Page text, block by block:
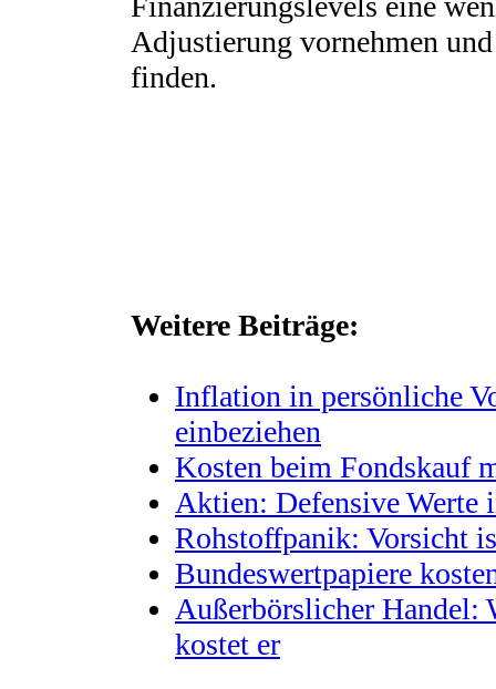
Adjustierung vornehmen
finden.
Weitere Beiträge:
Inflation in persönliche
einbeziehen
Kosten beim Fondskauf
Aktien: Defensive Werte
Rohstoffpanik: Vorsicht
Bundeswertpapiere
Außerbörslicher Handel:
kostet er